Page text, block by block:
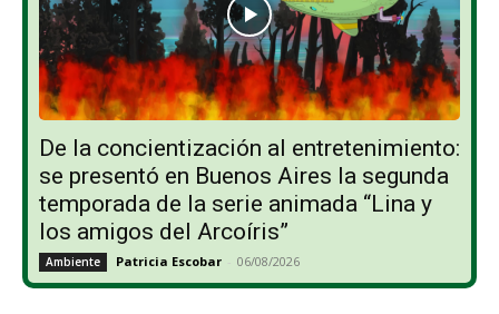
De la concientización al entretenimiento:
se presentó en Buenos Aires la segunda
temporada de la serie animada “Lina y
los amigos del Arcoíris”
Ambiente Patricia Escobar - 06/08/2026